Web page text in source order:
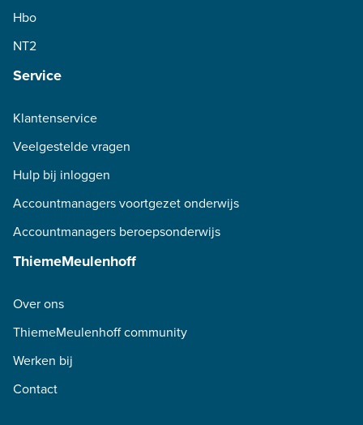
Hbo
NT2
Service
Klantenservice
Veelgestelde vragen
Hulp bij inloggen
Accountmanagers voortgezet onderwijs
Accountmanagers beroepsonderwijs
ThiemeMeulenhoff
Over ons
ThiemeMeulenhoff community
Werken bij
Contact